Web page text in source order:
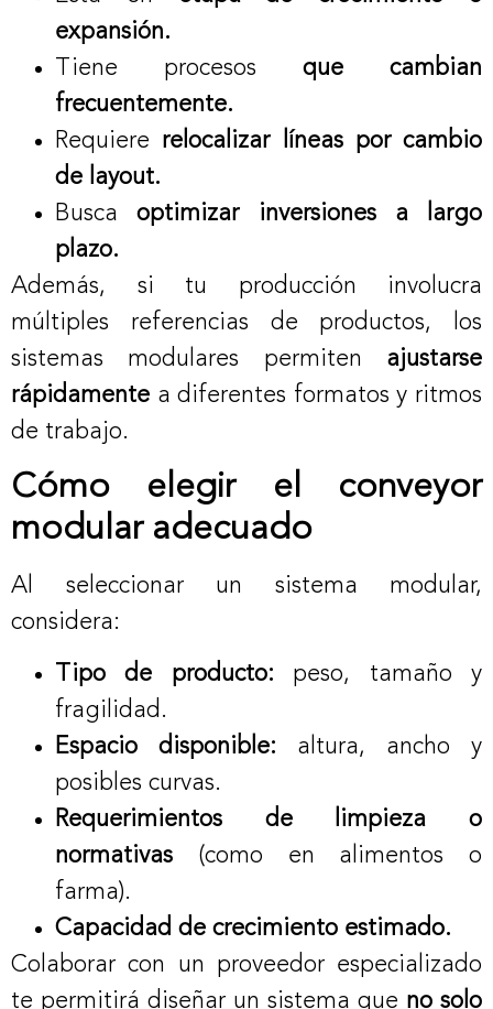
expansión.
Tiene procesos que cambian
frecuentemente.
Requiere relocalizar líneas por cambio
de layout.
Buscaoptimizar inversiones a largo
plazo.
Además, si tu producción involucra
múltiples referencias de productos, los
sistemas modulares permiten ajustarse
rápidamente a diferentes formatos y ritmos
de trabajo.
Cómo elegir el conveyor
modular adecuado
Al seleccionar un sistema modular,
considera:
Tipo de producto: peso, tamaño y
fragilidad.
Espacio disponible: altura, ancho y
posibles curvas.
Requerimientos de limpieza o
normativas (como en alimentos o
farma).
Capacidad de crecimiento estimado.
Colaborar con un proveedor especializado
te permitirá diseñar un sistema que no solo